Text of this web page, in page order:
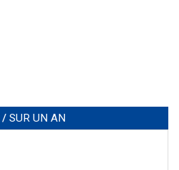
/ SUR UN AN